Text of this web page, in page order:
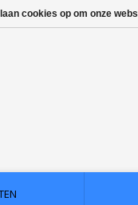
cookies op om onze